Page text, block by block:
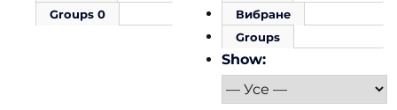
Groups 0
Вибране
Groups
Show: